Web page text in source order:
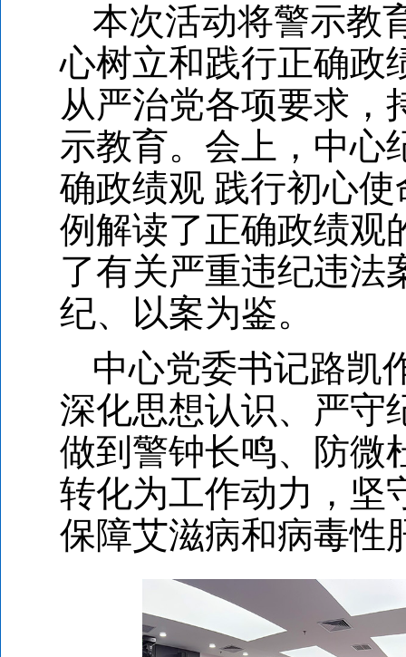
本次活动将警示教
心树立和践行正确政
从严治党各项要求，
示教育。会上，中心
确政绩观 践行初心
例解读了正确政绩观
了有关严重违纪违法
纪、以案为鉴。
中心党委书记路凯
深化思想认识、严守
做到警钟长鸣、防微
转化为工作动力，坚
保障艾滋病和病毒性